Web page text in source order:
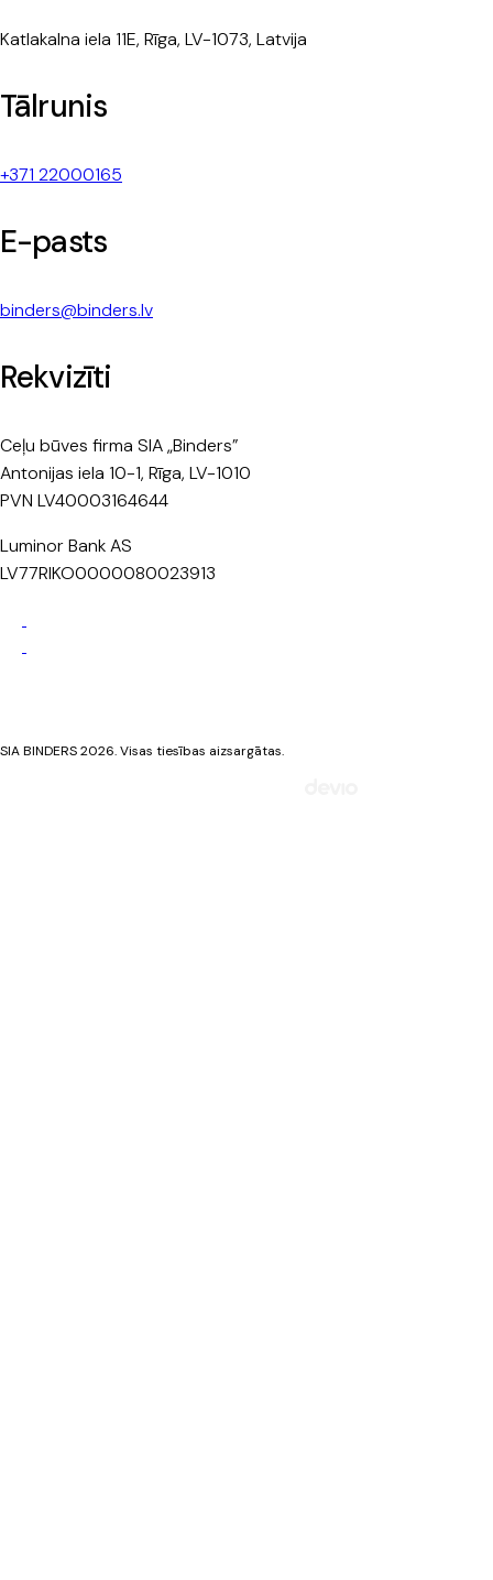
Katlakalna iela 11E, Rīga, LV-1073, Latvija
Tālrunis
+371 22000165
E-pasts
binders@binders.lv
Rekvizīti
Ceļu būves firma SIA „Binders”
Antonijas iela 10-1, Rīga, LV-1010
PVN LV40003164644
Luminor Bank AS
LV77RIKO0000080023913
SIA BINDERS 2026. Visas tiesības aizsargātas.